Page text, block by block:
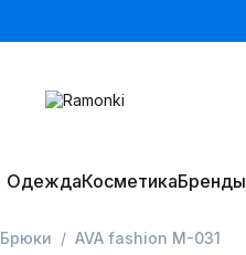
ОдеждаКосметикаБренды
Брюки AVA fashion М-031